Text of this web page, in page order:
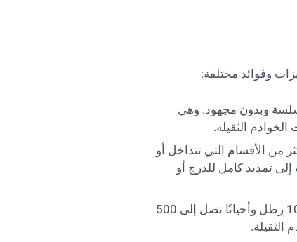
وفوائد مختلفة:
سلسة وبدون مجهود. وهي
الثقيلة.
من الأقسام التي تتداخل أو
تمديد كامل للدرج أو
هذه الشرائح مصممة خصيصًا لتحمل الأحمال الثقيلة، التي غالبًا ما تتجاوز 100 رطل وأحيانًا تصل إلى 500